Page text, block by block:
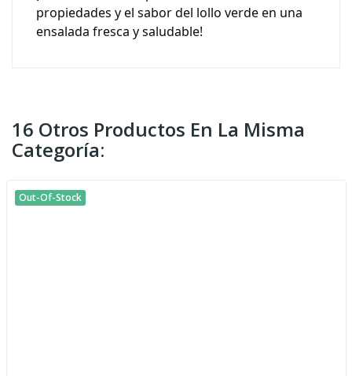
propiedades y el sabor del lollo verde en una
ensalada fresca y saludable!
16 Otros Productos En La Misma
Categoría:
Out-Of-Stock